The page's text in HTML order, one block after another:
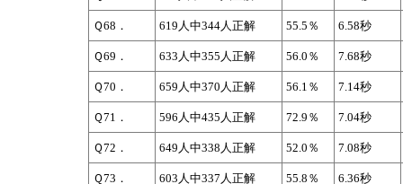
Ｑ68． 619人中344人正解 55.5％ 6.58秒
Ｑ69． 633人中355人正解 56.0％ 7.68秒
Ｑ70． 659人中370人正解 56.1％ 7.14秒
Ｑ71． 596人中435人正解 72.9％ 7.04秒
Ｑ72． 649人中338人正解 52.0％ 7.08秒
Ｑ73． 603人中337人正解 55.8％ 6.36秒